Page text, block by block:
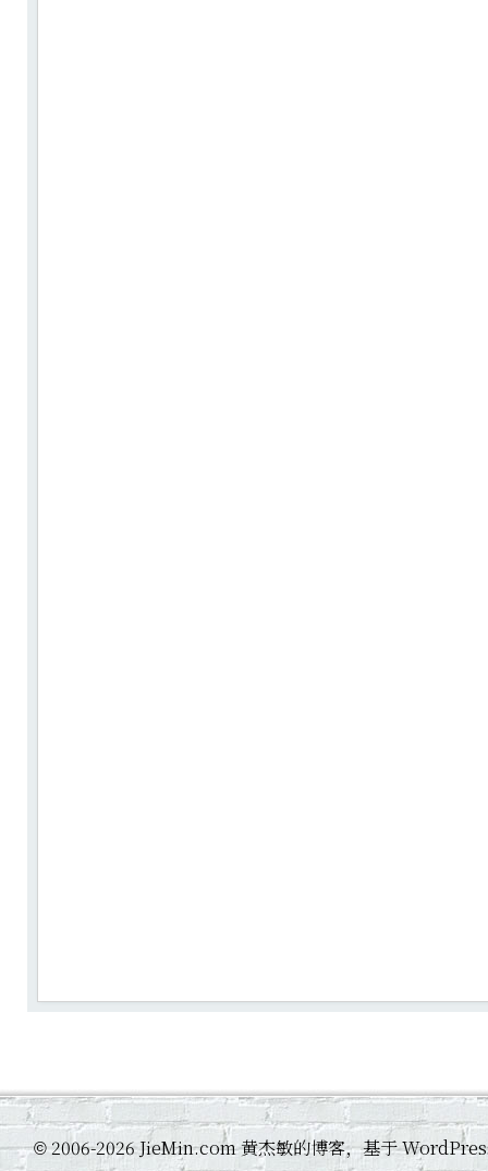
©2006-2026 JieMin.com 黄杰敏的博客，基于